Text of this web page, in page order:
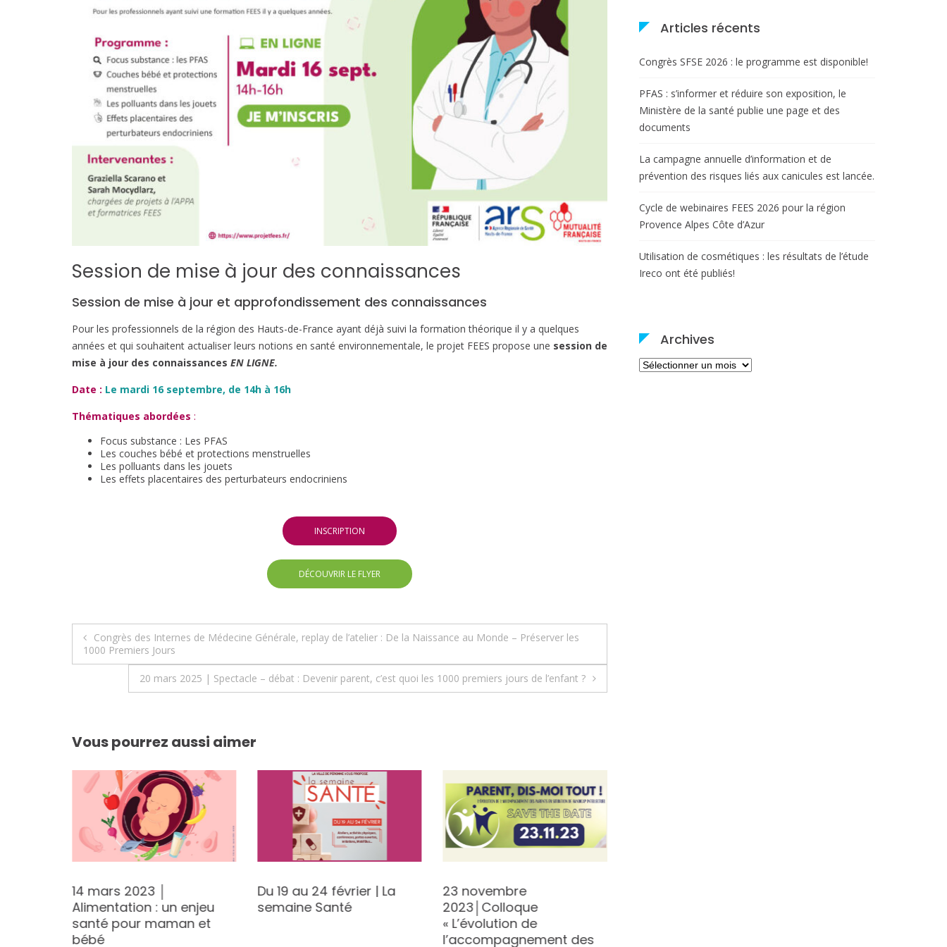
Session de mise à jour des connaissances
Session de mise à jour et approfondissement des connaissances
Pour les professionnels de la région des Hauts-de-France ayant déjà suivi la formation théorique il y a quelques
années et qui souhaitent actualiser leurs notions en santé environnementale, le projet FEES propose une session de
mise à jour des connaissances EN LIGNE.
Date : Le mardi 16 septembre, de 14h à 16h
Thématiques abordées :
Focus substance : Les PFAS
Les couches bébé et protections menstruelles
Les polluants dans les jouets
Les effets placentaires des perturbateurs endocriniens
INSCRIPTION
DÉCOUVRIR LE FLYER
Navigation
de
l’article
Congrès des Internes de Médecine Générale, replay de l’atelier : De la Naissance au Monde – Préserver les
1000 Premiers Jours
20 mars 2025 | Spectacle – débat : Devenir parent, c’est quoi les 1000 premiers jours de l’enfant ?
Vous pourrez aussi aimer
14 mars 2023 │
Alimentation : un enjeu
santé pour maman et
bébé
Du 19 au 24 février | La
semaine Santé
23 novembre
2023│Colloque
« L’évolution de
l’accompagnement des
Articles récents
Congrès SFSE 2026 : le programme est disponible!
PFAS : s’informer et réduire son exposition, le
Ministère de la santé publie une page et des
documents
La campagne annuelle d’information et de
prévention des risques liés aux canicules est lancée.
Cycle de webinaires FEES 2026 pour la région
Provence Alpes Côte d’Azur
Utilisation de cosmétiques : les résultats de l’étude
Ireco ont été publiés!
Archives
Archives